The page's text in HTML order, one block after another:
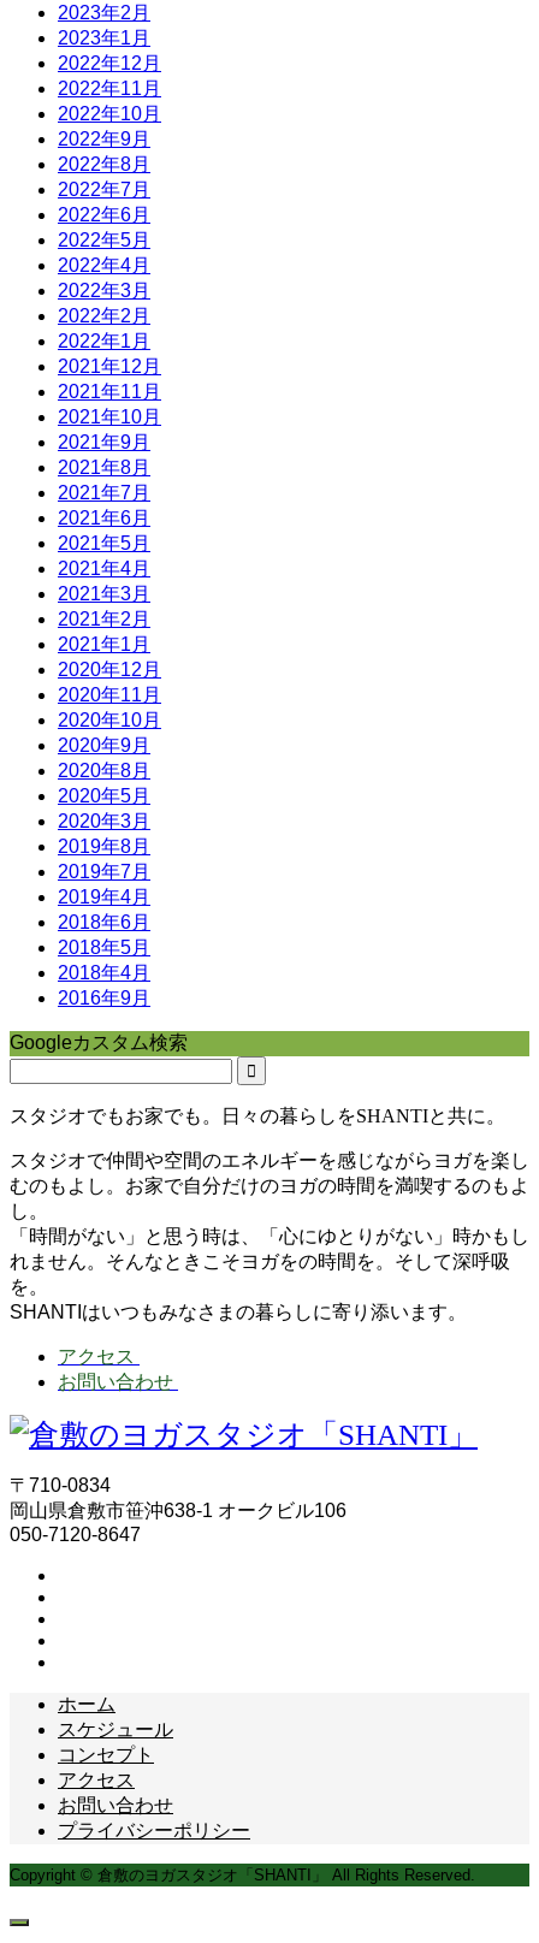
2023年2月
2023年1月
2022年12月
2022年11月
2022年10月
2022年9月
2022年8月
2022年7月
2022年6月
2022年5月
2022年4月
2022年3月
2022年2月
2022年1月
2021年12月
2021年11月
2021年10月
2021年9月
2021年8月
2021年7月
2021年6月
2021年5月
2021年4月
2021年3月
2021年2月
2021年1月
2020年12月
2020年11月
2020年10月
2020年9月
2020年8月
2020年5月
2020年3月
2019年8月
2019年7月
2019年4月
2018年6月
2018年5月
2018年4月
2016年9月
Googleカスタム検索
スタジオでもお家でも。日々の暮らしをSHANTIと共に。
スタジオで仲間や空間のエネルギーを感じながらヨガを楽し
むのもよし。お家で自分だけのヨガの時間を満喫するのもよ
し。
「時間がない」と思う時は、「心にゆとりがない」時かもし
れません。そんなときこそヨガをの時間を。そして深呼吸
を。
SHANTIはいつもみなさまの暮らしに寄り添います。
アクセス
お問い合わせ
〒710-0834
岡山県倉敷市笹沖638-1 オークビル106
050-7120-8647
ホーム
スケジュール
コンセプト
アクセス
お問い合わせ
プライバシーポリシー
Copyright © 倉敷のヨガスタジオ「SHANTI」 All Rights Reserved.